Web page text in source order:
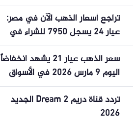
تراجع أسعار الذهب الآن في مصر:
عيار 24 يسجل 7950 للشراء في
تحديث 01:25 مساءًا
سعر الذهب عيار 21 يشهد انخفاضاً
اليوم 9 مارس 2026 في الأسواق
المحلية
تردد قناة دريم 2 Dream الجديد
2026